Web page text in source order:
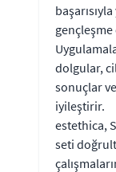
dolgular,
sonuçlar
iyileştirir.
estethica,
seti